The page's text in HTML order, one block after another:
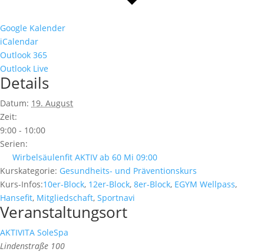
Google Kalender
iCalendar
Outlook 365
Outlook Live
Details
Datum: 19. August
Zeit:
9:00 - 10:00
Serien:
Wirbelsäulenfit AKTIV ab 60 Mi 09:00
Kurskategorie: Gesundheits- und Präventionskurs
Kurs-Infos:10er-Block, 12er-Block, 8er-Block, EGYM Wellpass,
Hansefit, Mitgliedschaft, Sportnavi
Veranstaltungsort
AKTIVITA SoleSpa
Lindenstraße 100